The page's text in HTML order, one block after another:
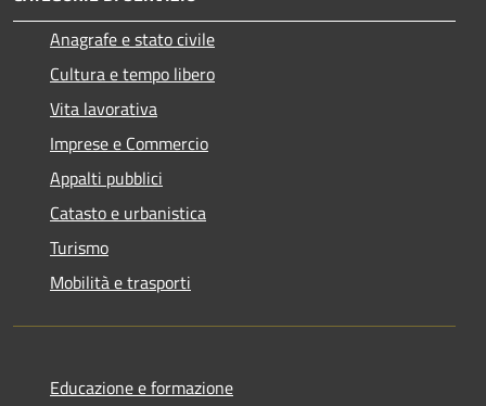
Anagrafe e stato civile
Cultura e tempo libero
Vita lavorativa
Imprese e Commercio
Appalti pubblici
Catasto e urbanistica
Turismo
Mobilità e trasporti
Educazione e formazione